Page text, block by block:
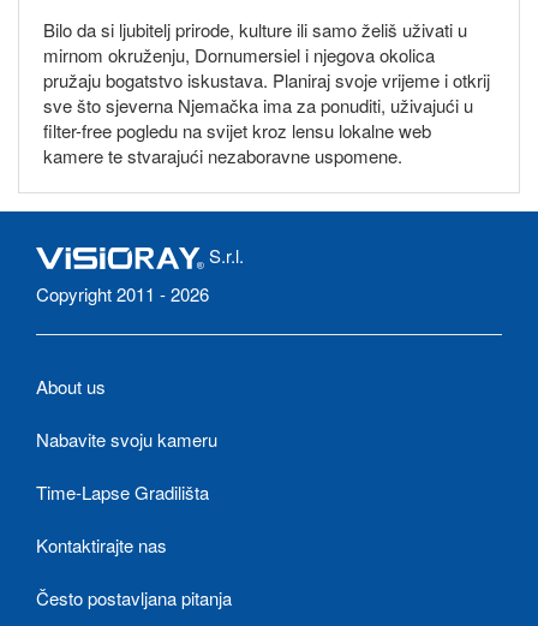
Bilo da si ljubitelj prirode, kulture ili samo želiš uživati u
mirnom okruženju, Dornumersiel i njegova okolica
pružaju bogatstvo iskustava. Planiraj svoje vrijeme i otkrij
sve što sjeverna Njemačka ima za ponuditi, uživajući u
filter-free pogledu na svijet kroz lensu lokalne web
kamere te stvarajući nezaboravne uspomene.
S.r.l.
Copyright 2011 - 2026
About us
Nabavite svoju kameru
Time-Lapse Gradilišta
Kontaktirajte nas
Često postavljana pitanja